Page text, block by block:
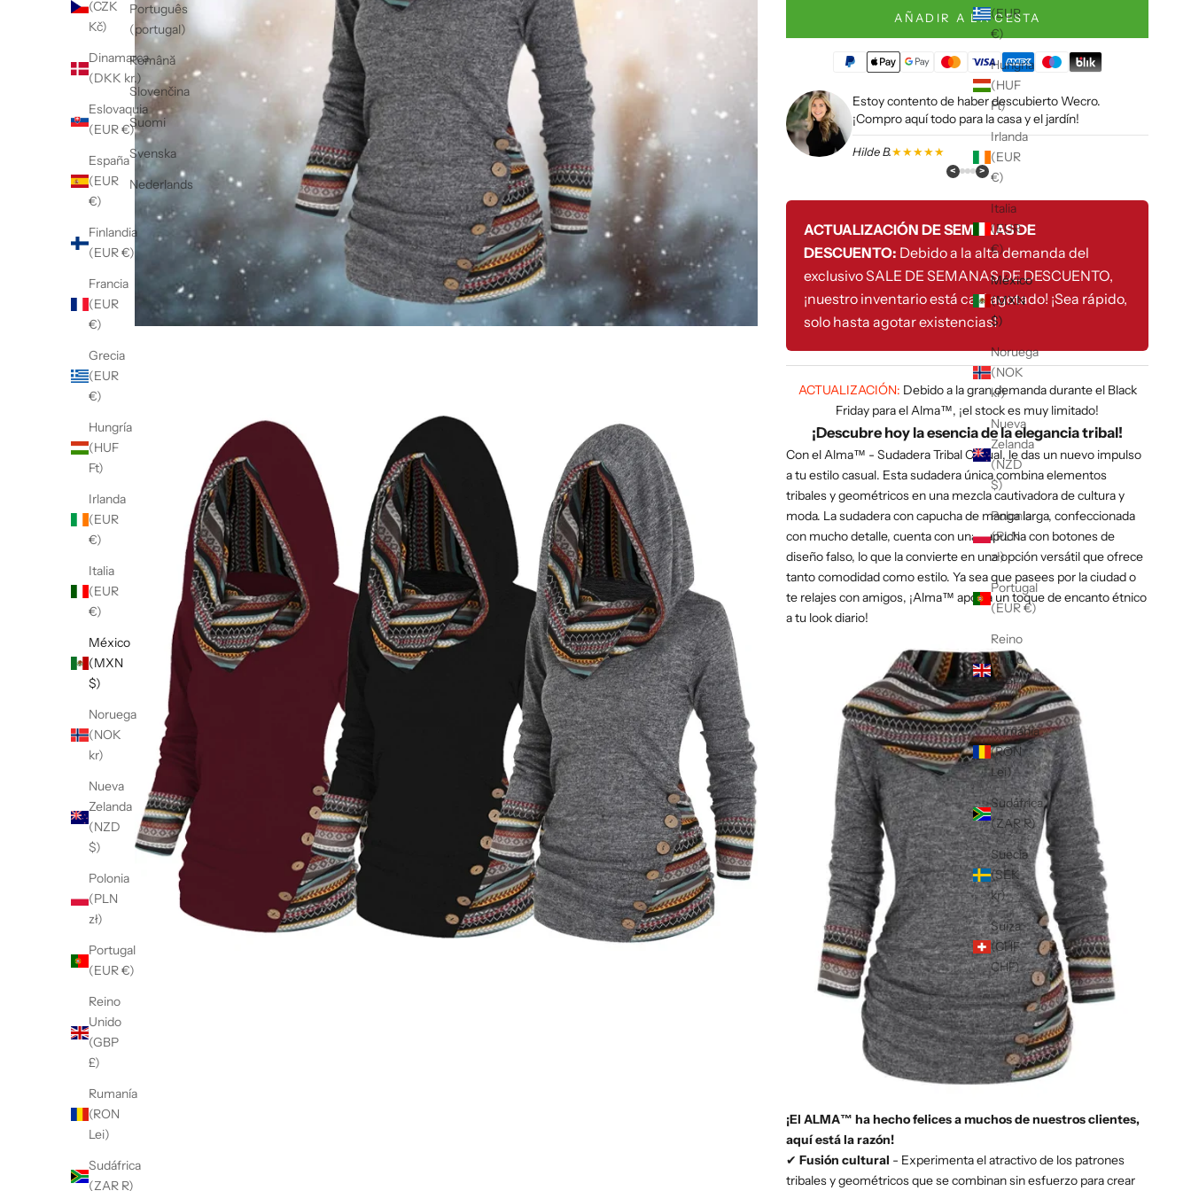
(EUR
€)
Hungría
(HUF
Ft)
Irlanda
(EUR
€)
Italia
(EUR
€)
México
(MXN
$)
Noruega
(NOK
kr)
Nueva
Zelanda
(NZD
$)
Polonia
(PLN
zł)
Portugal
(EUR €)
Reino
Unido
(GBP
£)
Rumanía
(RON
Lei)
Sudáfrica
(ZAR R)
Suecia
(SEK
kr)
Suiza
(CHF
CHF)
(CZK
Kč)
Dinamarca
(DKK kr.)
Eslovaquia
(EUR €)
España
(EUR
€)
Finlandia
(EUR €)
Francia
(EUR
€)
Grecia
(EUR
€)
Hungría
(HUF
Ft)
Irlanda
(EUR
€)
Italia
(EUR
€)
México
(MXN
$)
Noruega
(NOK
kr)
Nueva
Zelanda
(NZD
$)
Polonia
(PLN
zł)
Portugal
(EUR €)
Reino
Unido
(GBP
£)
Rumanía
(RON
Lei)
Sudáfrica
(ZAR R)
Português
(portugal)
Română
Slovenčina
Suomi
Svenska
Nederlands
AÑADIR A LA CESTA
Estoy contento de haber descubierto Wecro.
¡Compro aquí todo para la casa y el jardín!
Hilde B.★★★★★
< >
ACTUALIZACIÓN DE SEMANAS DE
DESCUENTO: Debido a la alta demanda del
exclusivo SALE DE SEMANAS DE DESCUENTO,
¡nuestro inventario está casi agotado! ¡Sea rápido,
solo hasta agotar existencias!
ACTUALIZACIÓN: Debido a la gran demanda durante el Black
Friday para el Alma™, ¡el stock es muy limitado!
¡Descubre hoy la esencia de la elegancia tribal!
Con el Alma™ - Sudadera Tribal Casual, le das un nuevo impulso
a tu estilo casual. Esta sudadera única combina elementos
tribales y geométricos en una mezcla cautivadora de cultura y
moda. La sudadera con capucha de manga larga, confeccionada
con mucho detalle, cuenta con una capucha con botones de
diseño falso, lo que la convierte en una opción versátil que ofrece
tanto comodidad como estilo. Ya sea que pasees por la ciudad o
te relajes con amigos, ¡Alma™ aporta un toque de encanto étnico
a tu look diario!
¡El ALMA™ ha hecho felices a muchos de nuestros clientes,
aquí está la razón!
✔ Fusión cultural - Experimenta el atractivo de los patrones
tribales y geométricos que se combinan sin esfuerzo para crear